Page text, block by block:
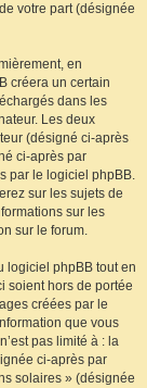
votre part (désignée
en
créera un certain
dans les
Les deux
(désigné ci-après
ci-après par
par le logiciel phpBB.
sur les sujets de
sur les
sur le forum.
logiciel phpBB tout en
soient hors de portée
créées par le
que vous
pas limité à : la
ci-après par
solaires » (désignée